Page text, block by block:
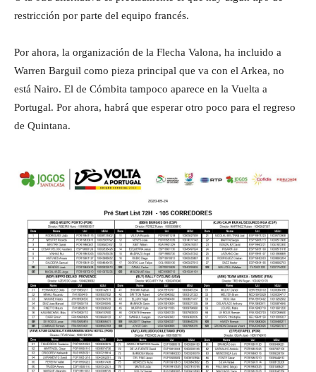
restricción por parte del equipo francés.
Por ahora, la organización de la Flecha Valona, ha incluido a
Warren Barguil como pieza principal que va con el Arkea, no
está Nairo. El de Cómbita tampoco aparece en la Vuelta a
Portugal. Por ahora, habrá que esperar otro poco para el regreso
de Quintana.